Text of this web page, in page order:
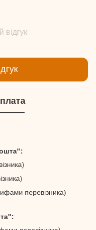
відгук
перевізника)